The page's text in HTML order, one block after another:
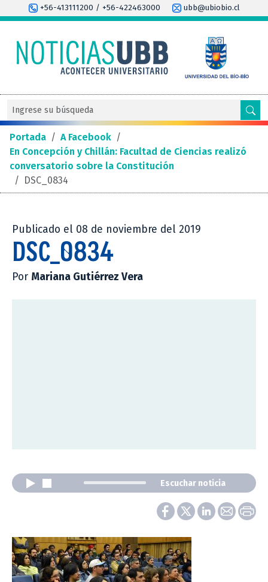
+56-413111200 / +56-422463000 ubb@ubiobio.cl
Portada / A Facebook /
En Concepción y Chillán: Facultad de Ciencias realizó
conversatorio sobre la Constitución
/ DSC_0834
Publicado el 08 de noviembre del 2019
DSC_0834
Por Mariana Gutiérrez Vera
Escuchar noticia